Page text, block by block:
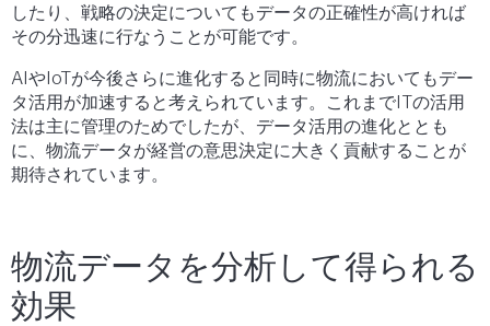
したり、戦略の決定についてもデータの正確性が高ければ
その分迅速に行なうことが可能です。
AIやIoTが今後さらに進化すると同時に物流においてもデー
タ活用が加速すると考えられています。これまでITの活用
法は主に管理のためでしたが、データ活用の進化ととも
に、物流データが経営の意思決定に大きく貢献することが
期待されています。
物流データを分析して得られる
効果